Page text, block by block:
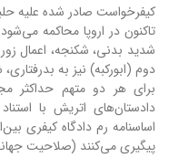
کیفرخواست صادر شده علیه
تاکنون در اروپا محاکمه
شدید بدنی، شکنجه، اعمال
دوم (ابورکبه) نیز به
دادستان‌های اتریش با
اساسنامه رم دادگاه کیفری
پیگیری می‌کنند (صلاحیت